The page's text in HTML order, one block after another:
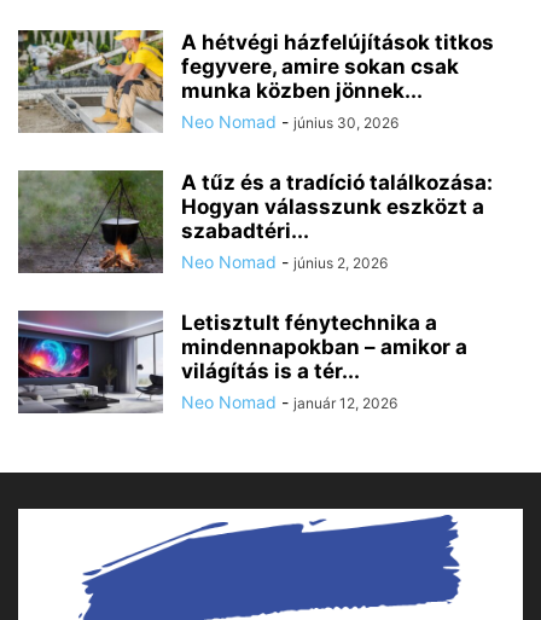
A hétvégi házfelújítások titkos
fegyvere, amire sokan csak
munka közben jönnek...
Neo Nomad - június 30, 2026
A tűz és a tradíció találkozása:
Hogyan válasszunk eszközt a
szabadtéri...
Neo Nomad - június 2, 2026
Letisztult fénytechnika a
mindennapokban – amikor a
világítás is a tér...
Neo Nomad - január 12, 2026